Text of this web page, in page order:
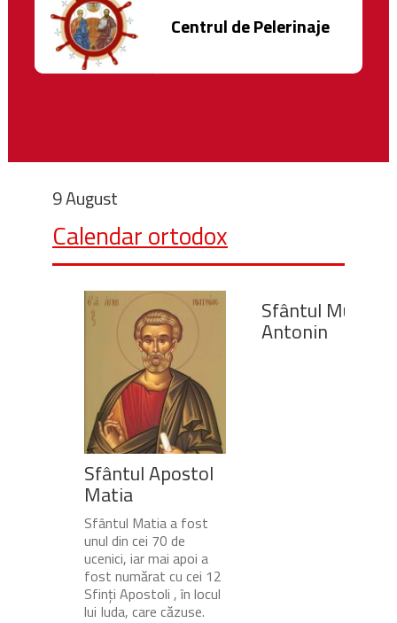
Centrul de Pelerinaje
9 August
Calendar ortodox
Sfântul Apostol
Matia
Sfântul Matia a fost
unul din cei 70 de
ucenici, iar mai apoi a
fost numărat cu cei 12
Sfinți Apostoli , în locul
lui Iuda, care căzuse.
Sfântul Mucenic
Antonin